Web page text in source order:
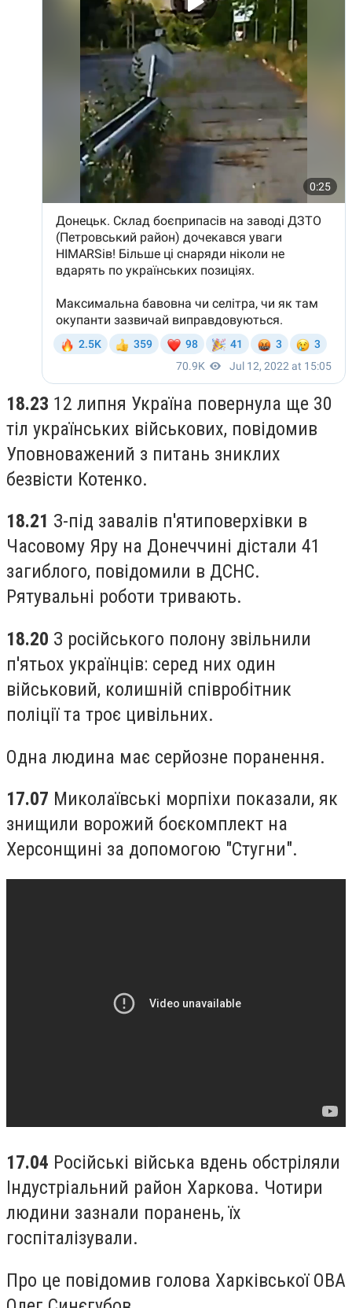
18.23 12 липня Україна повернула ще 30
тіл українських військових, повідомив
Уповноважений з питань зниклих
безвісти Котенко.
18.21 З-під завалів п'ятиповерхівки в
Часовому Яру на Донеччині дістали 41
загиблого, повідомили в ДСНС.
Рятувальні роботи тривають.
18.20 З російського полону звільнили
п'ятьох українців: серед них один
військовий, колишній співробітник
поліції та троє цивільних.
Одна людина має серйозне поранення.
17.07 Миколаївські морпіхи показали, як
знищили ворожий боєкомплект на
Херсонщині за допомогою "Стугни".
17.04 Російські війська вдень обстріляли
Індустріальний район Харкова. Чотири
людини зазнали поранень, їх
госпіталізували.
Про це повідомив голова Харківської ОВА